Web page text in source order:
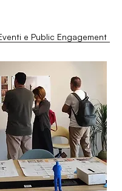
e Public Engagement